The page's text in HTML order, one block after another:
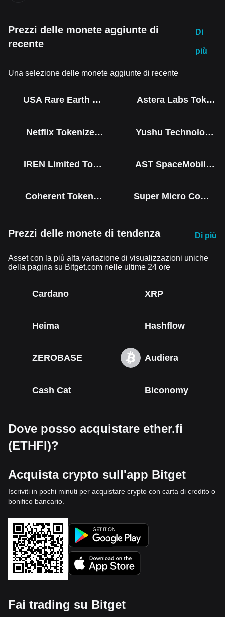
Prezzi delle monete aggiunte di
recente
Di
più
Una selezione delle monete aggiunte di recente
USA Rare Earth Tokenized bStocks Astera Labs Tokenized bStocks
Netflix Tokenized bStocks Yushu Technology Co (Derivatives)
IREN Limited Tokenized bStocks AST SpaceMobile Tokenized bStocks
Coherent Tokenized bStocks Super Micro Computer Tokenized bStocks
Prezzi delle monete di tendenza Di più
Asset con la più alta variazione di visualizzazioni uniche
della pagina su Bitget.com nelle ultime 24 ore
Cardano XRP
Heima Hashflow
ZEROBASE Audiera
Cash Cat Biconomy
Dove posso acquistare ether.fi
(ETHFI)?
Acquista crypto sull'app Bitget
Iscriviti in pochi minuti per acquistare crypto con carta di credito o
bonifico bancario.
Fai trading su Bitget